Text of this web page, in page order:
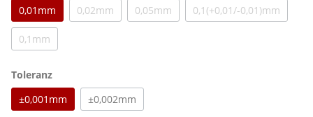
0,01mm
0,02mm(Diese Option ist zurzeit nicht verfügbar.)
0,05mm(Diese Option ist zurzeit nicht verfügbar.)
0,1(+0,01/-0,01)mm
(Diese Option ist
0,1mm(Diese Option ist zurzeit nicht verfügbar.)
Toleranzauswählen
±0,001mm
±0,002mm